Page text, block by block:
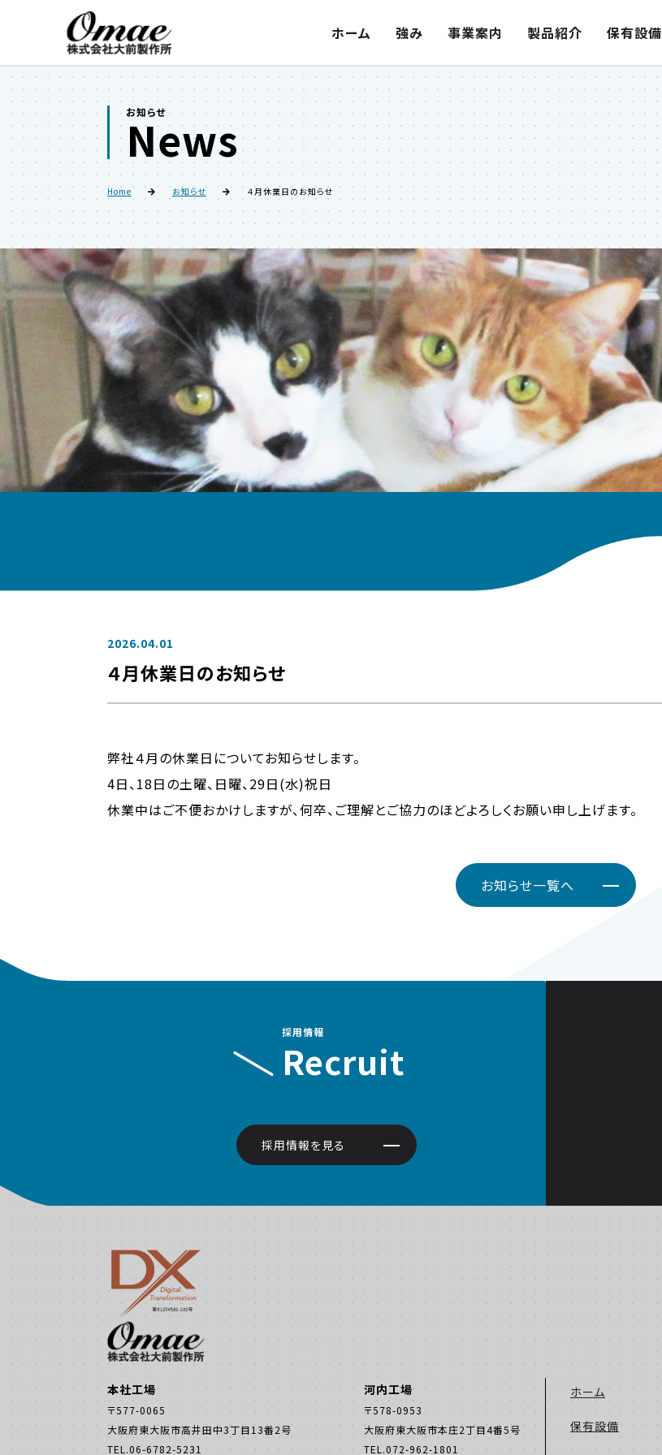
ホーム 強み 事業案内 製品紹介 保有設備
お知らせ
News
Home お知らせ ４月休業日のお知らせ
2026.04.01
４月休業日のお知らせ
弊社４月の休業日についてお知らせします。
4日、18日の土曜、日曜、29日(水)祝日
休業中はご不便おかけしますが、何卒、ご理解とご協力のほどよろしくお願い申し上げます。
お知らせ一覧へ
採用情報
Recruit
採用情報を見る
本社工場
〒577-0065
大阪府東大阪市高井田中3丁目13番2号
TEL.06-6782-5231
河内工場
〒578-0953
大阪府東大阪市本庄2丁目4番5号
TEL.072-962-1801
ホーム
保有設備